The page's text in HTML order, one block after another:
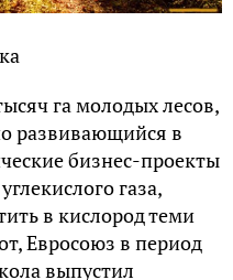
га молодых лесов,
развивающийся в
бизнес-проекты
газа,
в кислород теми
Евросоюз в период
выпустил